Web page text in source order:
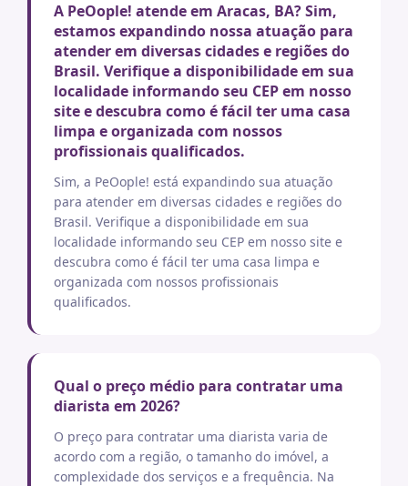
A PeOople! atende em Aracas, BA? Sim,
estamos expandindo nossa atuação para
atender em diversas cidades e regiões do
Brasil. Verifique a disponibilidade em sua
localidade informando seu CEP em nosso
site e descubra como é fácil ter uma casa
limpa e organizada com nossos
profissionais qualificados.
Sim, a PeOople! está expandindo sua atuação
para atender em diversas cidades e regiões do
Brasil. Verifique a disponibilidade em sua
localidade informando seu CEP em nosso site e
descubra como é fácil ter uma casa limpa e
organizada com nossos profissionais
qualificados.
Qual o preço médio para contratar uma
diarista em 2026?
O preço para contratar uma diarista varia de
acordo com a região, o tamanho do imóvel, a
complexidade dos serviços e a frequência. Na